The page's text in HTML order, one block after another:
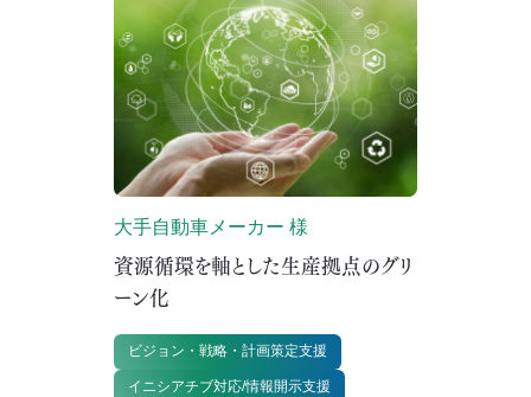
大手自動車メーカー 様
資源循環を軸とした生産拠点のグリ
ーン化
ビジョン・戦略・計画策定支援
イニシアチブ対応/情報開示支援